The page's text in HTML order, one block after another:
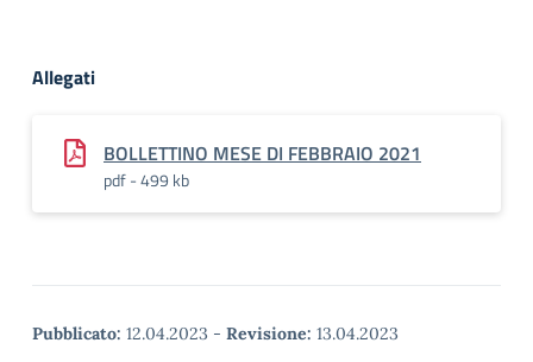
Allegati
BOLLETTINO MESE DI FEBBRAIO 2021
pdf - 499 kb
Pubblicato: 12.04.2023 - Revisione: 13.04.2023